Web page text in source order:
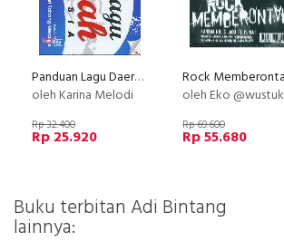
Panduan Lagu Daerah Indonesia (Edisi Lengkap)
oleh Karina Melodi
Rp 32.400
Rp 25.920
oleh Eko @wustuk Prabowo
Rp 69.600
Rp 55.680
Buku terbitan Adi Bintang
lainnya: